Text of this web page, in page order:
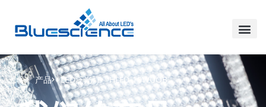
家 产品 LED泛光灯 HLFD-10WUOB